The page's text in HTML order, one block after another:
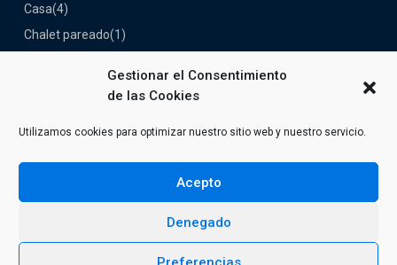
Gestionar el Consentimiento
de las Cookies
Utilizamos cookies para optimizar nuestro sitio web y nuestro servicio.
Acepto
Denegado
Casa(4)
Chalet pareado(1)
Solar(1)
Terreno rústico(1)